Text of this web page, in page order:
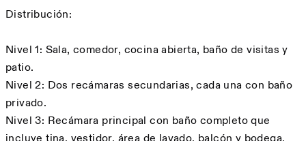
Distribución:
Nivel 1: Sala, comedor, cocina abierta, baño de visitas y
patio.
Nivel 2: Dos recámaras secundarias, cada una con baño
privado.
Nivel 3: Recámara principal con baño completo que
incluye tina, vestidor, área de lavado, balcón y bodega.